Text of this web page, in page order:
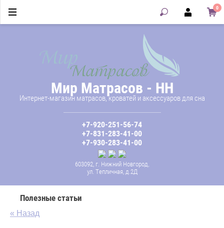
0
Мир Матрасов - НН
Интернет-магазин матрасов, кроватей и аксессуаров для сна
+7-920-251-56-74
+7-831-283-41-00
+7-930-283-41-00
603092, г. Нижний Новгород,
ул. Тепличная, д.2Д
Полезные статьи
« Назад